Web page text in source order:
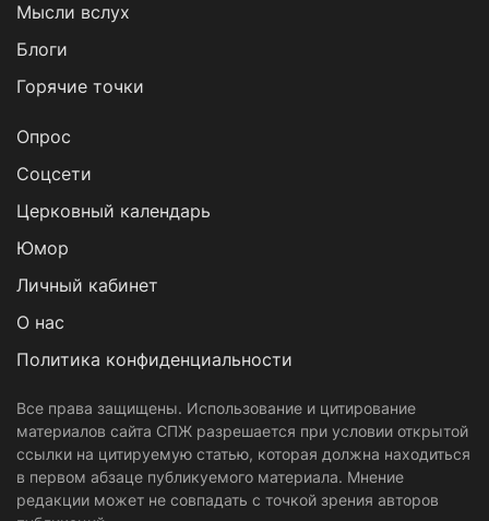
Мысли вслух
Блоги
Горячие точки
Опрос
Cоцсети
Церковный календарь
Юмор
Личный кабинет
О нас
Политика конфиденциальности
Все права защищены. Использование и цитирование
материалов сайта СПЖ разрешается при условии открытой
ссылки на цитируемую статью, которая должна находиться
в первом абзаце публикуемого материала. Мнение
редакции может не совпадать с точкой зрения авторов